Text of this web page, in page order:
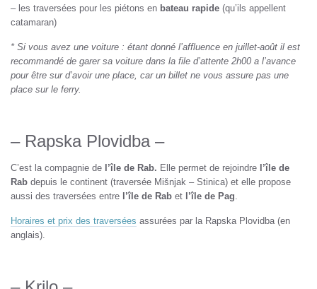
– les traversées pour les piétons en bateau rapide (qu’ils appellent
catamaran)
* Si vous avez une voiture : étant donné l’affluence en juillet-août il est
recommandé de garer sa voiture dans la file d’attente 2h00 a l’avance
pour être sur d’avoir une place, car un billet ne vous assure pas une
place sur le ferry.
– Rapska Plovidba –
C’est la compagnie de l’île de Rab. Elle permet de rejoindre l’île de
Rab depuis le continent (traversée Mišnjak – Stinica) et elle propose
aussi des traversées entre l’île de Rab et l’île de Pag
Horaires et prix des traversées assurées par la Rapska Plovidba (en
anglais).